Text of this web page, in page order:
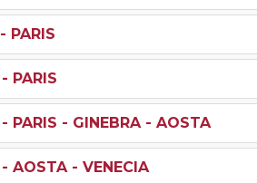
- PARIS
- PARIS
- PARIS - GINEBRA - AOSTA
- AOSTA - VENECIA